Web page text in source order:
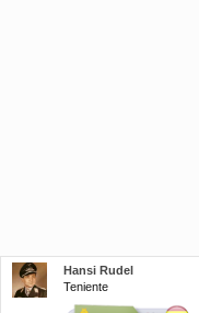
Hansi Rudel
Teniente